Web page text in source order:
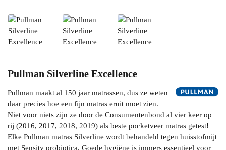
Pullman Silverline Excellence
Pullman maakt al 150 jaar matrassen, dus ze weten
daar precies hoe een fijn matras eruit moet zien.
Niet voor niets zijn ze door de Consumentenbond al vier keer op
rij (2016, 2017, 2018, 2019) als beste pocketveer matras getest!
Elke Pullman matras Silverline wordt behandeld tegen huisstofmijt
met Sensity probiotica. Goede hygiëne is immers essentieel voor